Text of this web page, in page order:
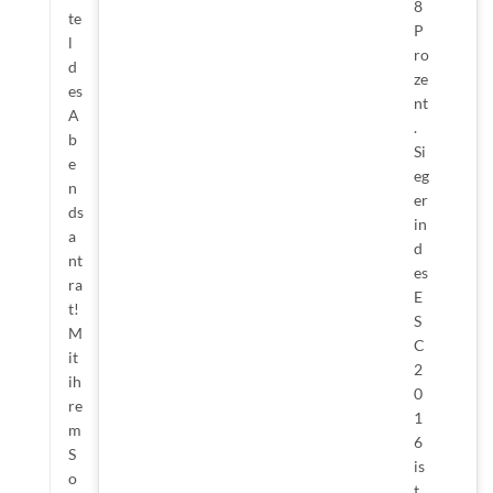
te
l
d
es
A
b
e
n
ds
a
nt
ra
t!
M
it
ih
re
m
S
o
8
P
ro
ze
nt
.
Si
eg
er
in
d
es
E
S
C
2
0
1
6
is